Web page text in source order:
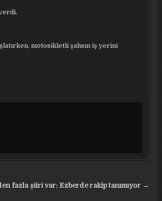
motosikletli şahsın iş yerini
fazla şiiri var: Ezberde rakip tanımıyor →